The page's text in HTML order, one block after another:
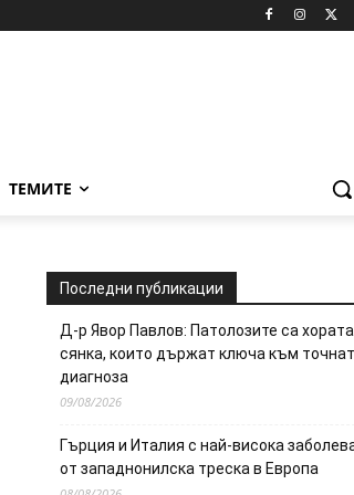
ТЕМИТЕ
Последни публикации
Д-р Явор Павлов: Патолозите са
сянка, които държат ключа към
диагноза
09/08/2026
Гърция и Италия с най-висока
от западнонилска треска в Европа